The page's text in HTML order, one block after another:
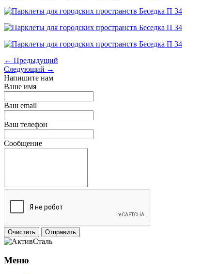
← Предыдущий
Следующий →
Напишите нам
Ваше имя
Ваш email
Ваш телефон
Сообщение
Очистить Отправить
Меню